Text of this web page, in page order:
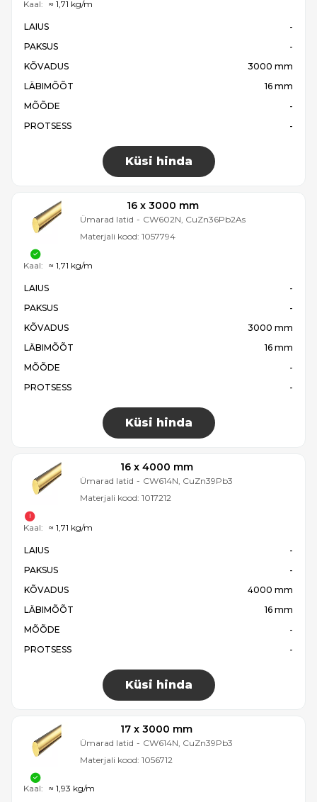
LAIUS
-
PAKSUS
-
KÕVADUS
3000 mm
LÄBIMÕÕT
16 mm
MÕÕDE
-
PROTSESS
-
Küsi hinda
Kaal: ≈ 1,71 kg/m
16 x 3000 mm
Ümarad latid - CW602N, CuZn36Pb2As
Materjali kood: 1057794
LAIUS
-
PAKSUS
-
KÕVADUS
3000 mm
LÄBIMÕÕT
16 mm
MÕÕDE
-
PROTSESS
-
Küsi hinda
Kaal: ≈ 1,71 kg/m
16 x 4000 mm
Ümarad latid - CW614N, CuZn39Pb3
Materjali kood: 1017212
LAIUS
-
PAKSUS
-
KÕVADUS
4000 mm
LÄBIMÕÕT
16 mm
MÕÕDE
-
PROTSESS
-
Küsi hinda
Kaal: ≈ 1,71 kg/m
17 x 3000 mm
Ümarad latid - CW614N, CuZn39Pb3
Materjali kood: 1056712
Kaal: ≈ 1,93 kg/m